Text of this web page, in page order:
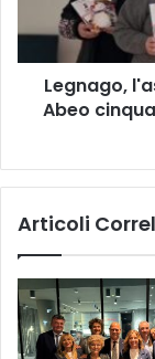
cinquanta
pupazzetti
destinati
bimbi
Legnago,
Abeo
Articoli